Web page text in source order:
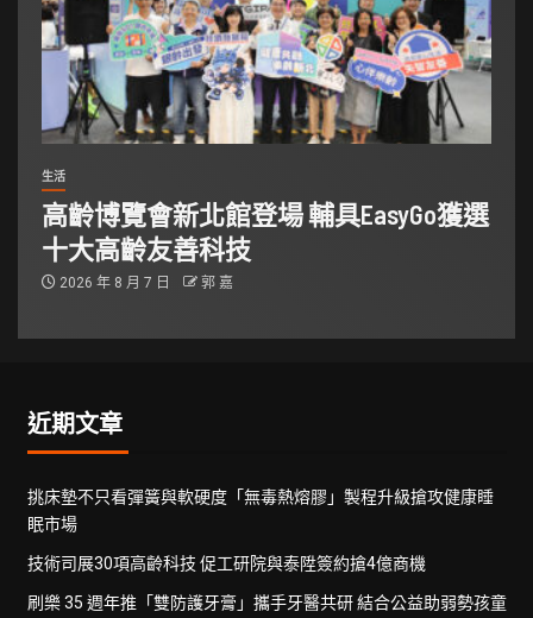
生活
高齡博覽會新北館登場 輔具EasyGo獲選
十大高齡友善科技
2026 年 8 月 7 日 郭 嘉
近期文章
挑床墊不只看彈簧與軟硬度「無毒熱熔膠」製程升級搶攻健康睡
眠市場
技術司展30項高齡科技 促工研院與泰陞簽約搶4億商機
刷樂 35 週年推「雙防護牙膏」攜手牙醫共研 結合公益助弱勢孩童